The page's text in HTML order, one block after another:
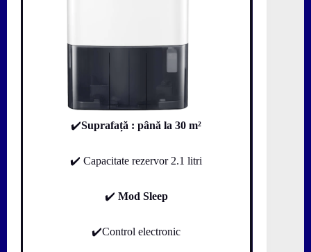
✔️Suprafață : până la 30 m²
✔️ Capacitate rezervor 2.1 litri
✔️ Mod Sleep
✔️Control electronic